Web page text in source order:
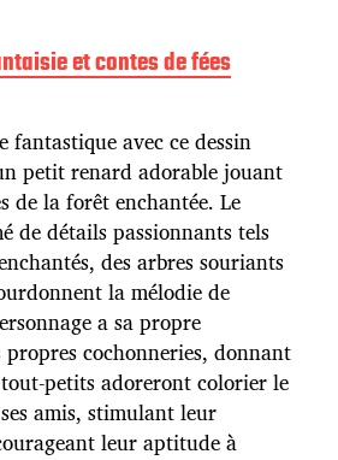
et contes de fées
fantastique avec ce dessin
petit renard adorable jouant
de la forêt enchantée. Le
de détails passionnants tels
des arbres souriants
la mélodie de
a sa propre
propres cochonneries, donnant
petits adoreront colorier le
amis, stimulant leur
leur aptitude à